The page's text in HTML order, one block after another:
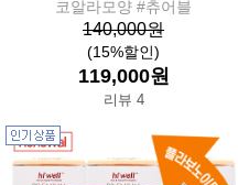
코알라모양 #츄어블
140,000원
(15%할인)
119,000원
리뷰 4